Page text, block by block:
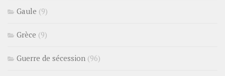
Gaule (9)
Grèce (9)
Guerre de sécession (96)